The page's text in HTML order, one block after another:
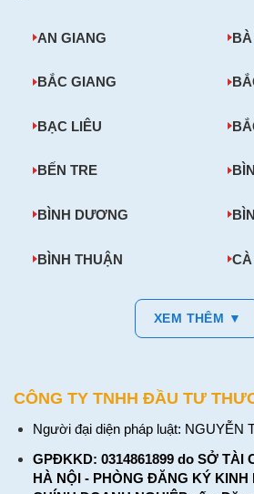
AN GIANG BÀ
BẮC GIANG
BẠC LIÊU
BẾN TRE
BÌNH DƯƠNG
BÌNH THUẬN
XEM THÊM ▼
CÔNG TY TNHH ĐẦU TƯ
Người đại diện pháp luật: NGUYỄN
GPĐKKD: 0314861899 do SỞ TÀI
HÀ NỘI - PHÒNG ĐĂNG KÝ KINH